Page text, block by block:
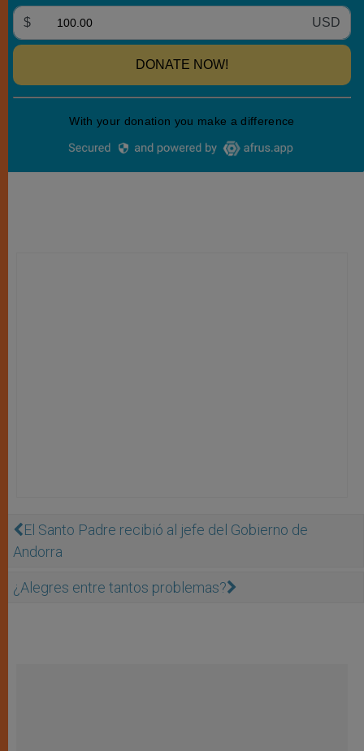
El Santo Padre recibió al jefe del Gobierno de
Andorra
¿Alegres entre tantos problemas?